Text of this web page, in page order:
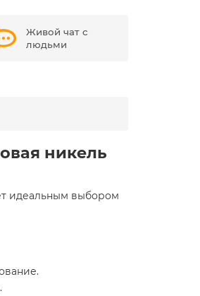
Живой чат с
людьми
никель
идеальным выбором